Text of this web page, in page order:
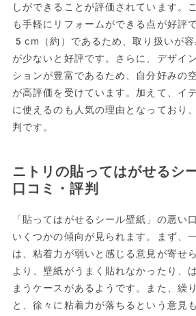
しができることが評価されています。
も手軽にリフォームができる点が好評
5cm（約）であるため、取り扱いが容
が少ないと好評です。さらに、デザイ
ションが豊富であるため、自分好みの
が高評価を受けています。加えて、イ
に使えるのも人気の理由となっており
判です。
ニトリの貼ってはがせるシ
口コミ・評判
「貼ってはがせるシール壁紙」の悪い
いくつかの傾向が見られます。まず、
は、粘着力が弱いと感じる意見が寄せ
より、壁紙がうまく貼れなかったり、
まうケースがあるようです。また、繰
と、徐々に粘着力が落ちるという意見